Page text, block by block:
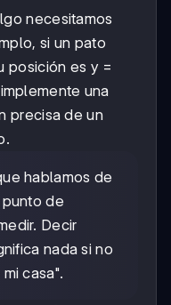
necesitamos
si un pato
posición es y =
una
precisa de un
hablamos de
de
Decir
nada si no
casa".